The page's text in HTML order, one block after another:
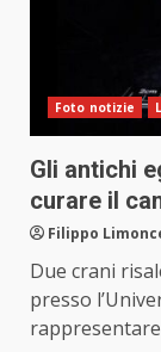
Foto notizie
Gli antichi
curare il
Filippo
Due crani
presso